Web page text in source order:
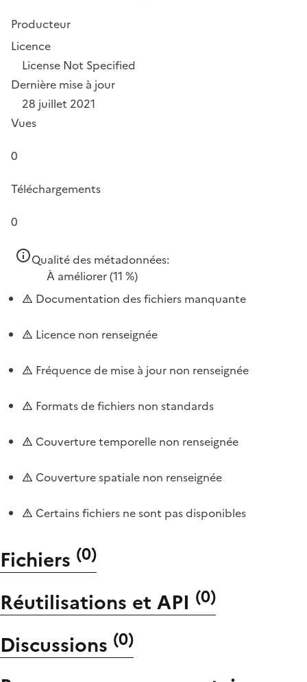
Producteur
Licence
License Not Specified
Dernière mise à jour
28 juillet 2021
Vues
0
Téléchargements
0
Qualité des métadonnées:
À améliorer(11 %)
Documentation des fichiers manquante
Licence non renseignée
Fréquence de mise à jour non renseignée
Formats de fichiers non standards
Couverture temporelle non renseignée
Couverture spatiale non renseignée
Certains fichiers ne sont pas disponibles
Fichiers (0)
Réutilisations et API (0)
Discussions (0)